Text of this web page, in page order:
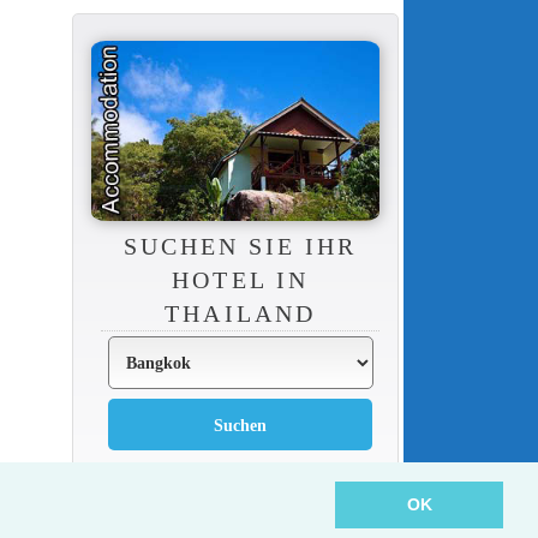
OK
SUCHEN SIE IHR
HOTEL IN
THAILAND